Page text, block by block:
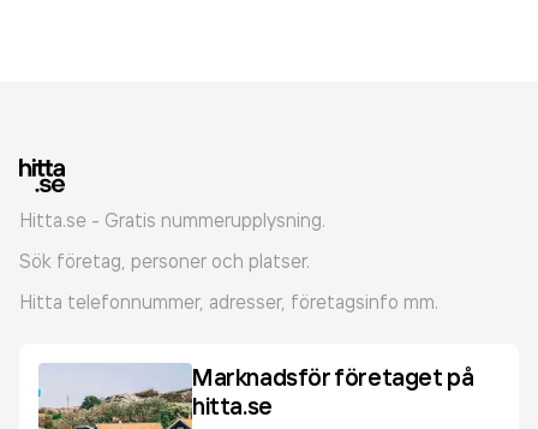
Hitta.se - Gratis nummerupplysning.
Sök företag, personer och platser.
Hitta telefonnummer, adresser, företagsinfo mm.
Marknadsför företaget på
hitta.se